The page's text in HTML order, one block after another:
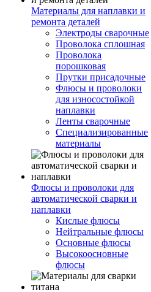
Материалы для наплавки и
ремонта деталей
Электроды сварочные
Проволока сплошная
Проволока
порошковая
Прутки присадочные
Флюсы и проволоки
для износостойкой
наплавки
Ленты сварочные
Специализированные
материалы
Флюсы и проволоки для
автоматической сварки и
наплавки
Кислые флюсы
Нейтральные флюсы
Основные флюсы
Высокоосновные
флюсы